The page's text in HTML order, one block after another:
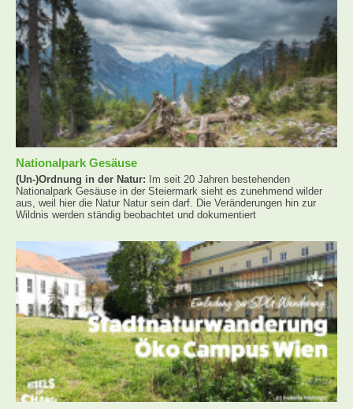
Nationalpark Gesäuse
(Un-)Ordnung in der Natur: Im seit 20 Jahren bestehenden
Nationalpark Gesäuse in der Steiermark sieht es zunehmend wilder
aus, weil hier die Natur Natur sein darf. Die Veränderungen hin zur
Wildnis werden ständig beobachtet und dokumentiert